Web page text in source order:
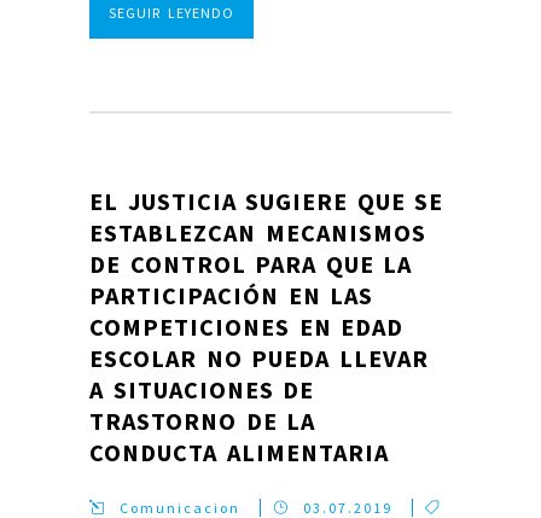
SEGUIR LEYENDO
EL JUSTICIA SUGIERE QUE SE
ESTABLEZCAN MECANISMOS
DE CONTROL PARA QUE LA
PARTICIPACIÓN EN LAS
COMPETICIONES EN EDAD
ESCOLAR NO PUEDA LLEVAR
A SITUACIONES DE
TRASTORNO DE LA
CONDUCTA ALIMENTARIA
Comunicacion
03.07.2019